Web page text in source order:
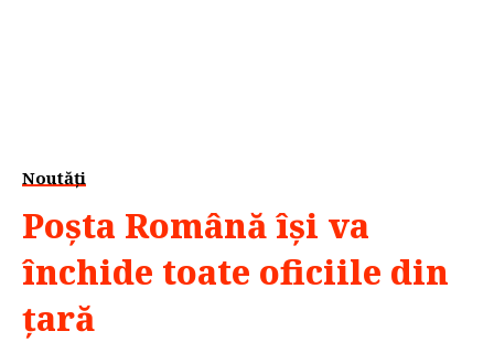
Noutăți
Poșta Română își va
închide toate oficiile din
țară